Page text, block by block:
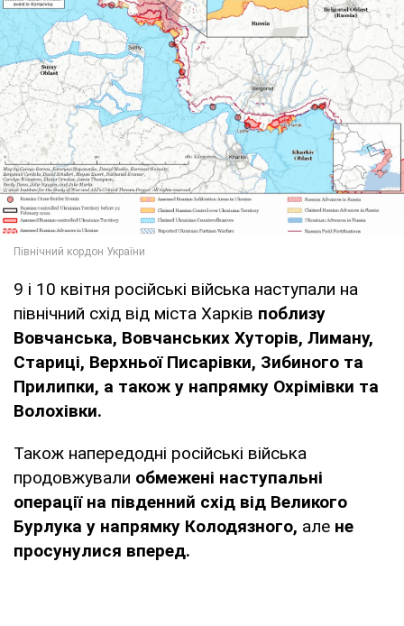
9 і 10 квітня російські війська наступали на
північний схід від міста Харків поблизу
Вовчанська, Вовчанських Хуторів, Лиману,
Стариці, Верхньої Писарівки, Зибиного та
Прилипки, а також у напрямку Охрімівки та
Волохівки.
Також напередодні російські війська
продовжували обмежені наступальні
операції на південний схід від Великого
Бурлука у напрямку Колодязного, але не
просунулися вперед.